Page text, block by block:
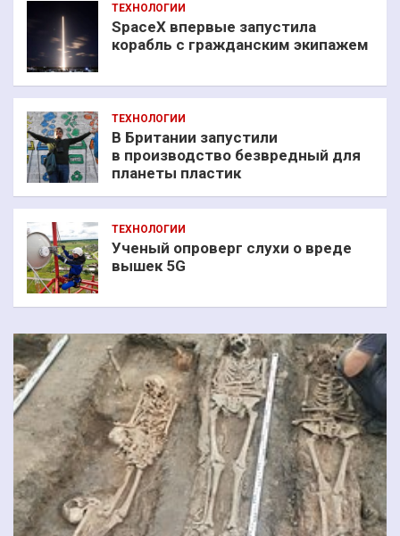
ТЕХНОЛОГИИ
SpaceX впервые запустила
корабль с гражданским экипажем
ТЕХНОЛОГИИ
В Британии запустили
в производство безвредный для
планеты пластик
ТЕХНОЛОГИИ
Ученый опроверг слухи о вреде
вышек 5G